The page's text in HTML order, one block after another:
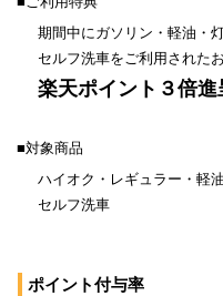
期間中にガソリン・軽油・
セルフ洗車をご利用された
楽天ポイント３倍進
■対象商品
ハイオク・レギュラー・軽
セルフ洗車
ポイント付与率